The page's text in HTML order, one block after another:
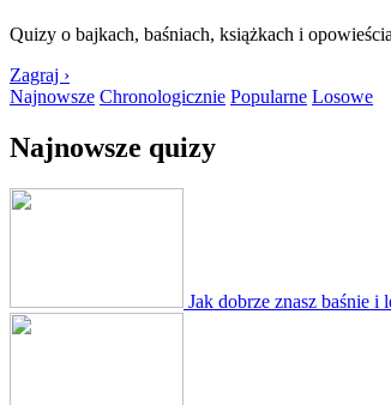
Quizy o bajkach, baśniach, książkach i
Zagraj ›
Najnowsze Chronologicznie Popularne Losowe
Najnowsze quizy
Jak dobrze znasz baśnie i